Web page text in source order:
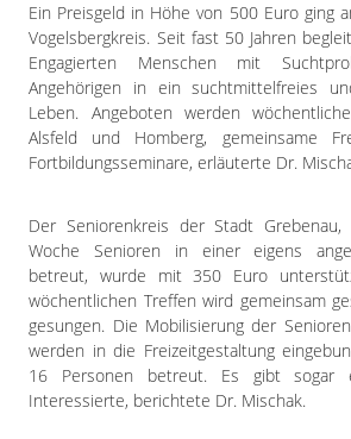
Ein Preisgeld in Höhe von 500 Euro ging
Vogelsbergkreis. Seit fast 50 Jahren
Engagierten Menschen mit
Angehörigen in ein suchtmittelfreies
Leben. Angeboten werden
Alsfeld und Homberg, gemeinsame
Fortbildungsseminare, erläuterte Dr.
Der Seniorenkreis der Stadt
Woche Senioren in einer eigens
betreut, wurde mit 350 Euro
wöchentlichen Treffen wird gemeinsam
gesungen. Die Mobilisierung der
werden in die Freizeitgestaltung
16 Personen betreut. Es gibt sogar
Interessierte, berichtete Dr. Mischak.